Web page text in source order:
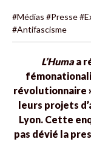
#Médias #Presse
#Antifascisme
L’Humaa
révolutionnaire
leurs projets
Lyon. Cette
pas dévié la